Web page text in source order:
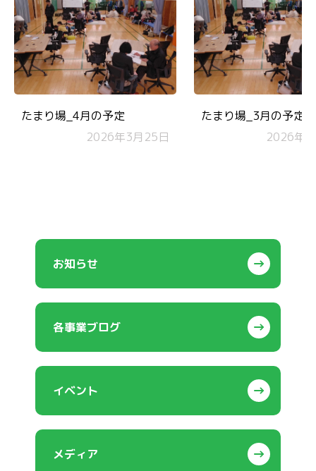
たまり場_4月の予定
2026年3月25日
たまり場_3月の予定
2026年2
お知らせ
各事業ブログ
イベント
メディア